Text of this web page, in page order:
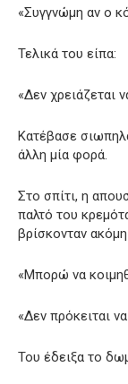
«Συγγνώμη αν ο
Τελικά του είπα:
«Δεν χρειάζεται
Κατέβασε
άλλη μία φορά.
Στο σπίτι, η
παλτό του
βρίσκονταν
«Μπορώ να
«Δεν πρόκειται
Του έδειξα το